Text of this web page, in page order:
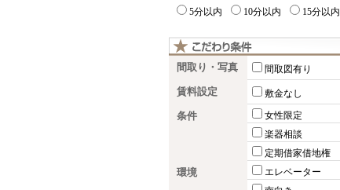
5分以内 10分以内 15分以内
間取り・写真 間取図有り
賃料設定 敷金なし
条件 女性限定
楽器相談
定期借家借地権
環境 エレベーター